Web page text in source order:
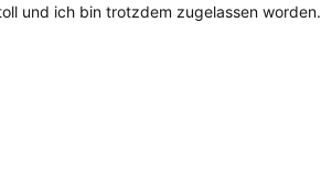
und ich bin trotzdem zugelassen worden.